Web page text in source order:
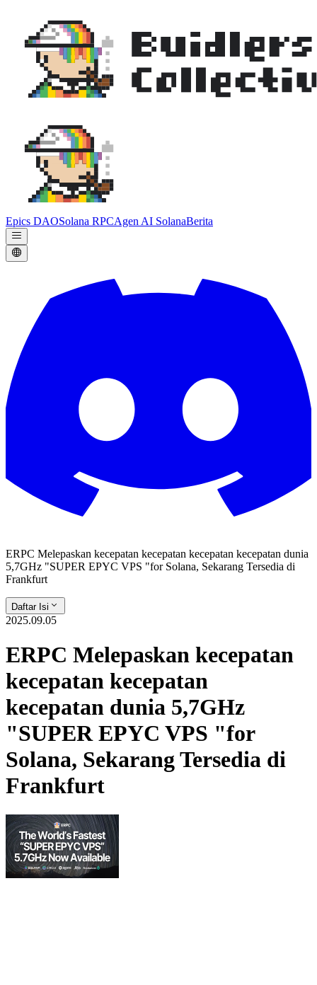
Epics DAOSolana RPCAgen AI SolanaBerita
ERPC Melepaskan kecepatan kecepatan kecepatan kecepatan dunia
5,7GHz "SUPER EPYC VPS "for Solana, Sekarang Tersedia di
Frankfurt
Daftar Isi
2025.09.05
ERPC Melepaskan kecepatan
kecepatan kecepatan
kecepatan dunia 5,7GHz
"SUPER EPYC VPS "for
Solana, Sekarang Tersedia di
Frankfurt